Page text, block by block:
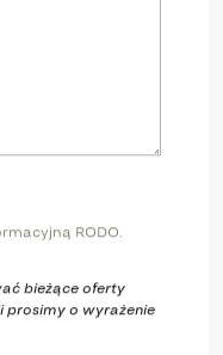
RODO.
bieżące oferty
prosimy o wyrażenie